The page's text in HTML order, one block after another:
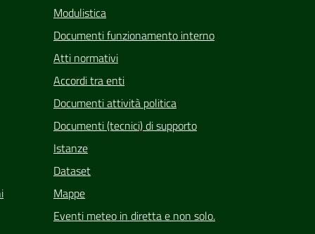
Modulistica
Documenti funzionamento interno
Atti normativi
Accordi tra enti
Documenti attività politica
Documenti (tecnici) di supporto
Istanze
Dataset
Mappe
Eventi meteo in diretta e non solo.